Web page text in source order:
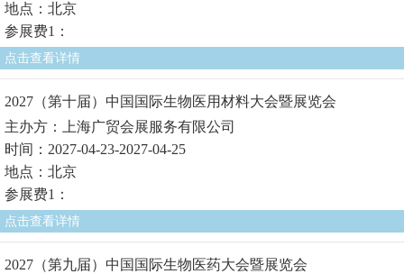
地点：北京
参展费1：
点击查看详情
2027（第十届）中国国际生物医用材料大会暨展览会
主办方：上海广贸会展服务有限公司
时间：2027-04-23-2027-04-25
地点：北京
参展费1：
点击查看详情
2027（第九届）中国国际生物医药大会暨展览会